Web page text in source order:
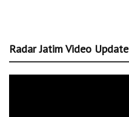
Radar Jatim Video Update